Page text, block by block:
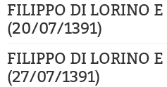
FILIPPO DI LORINO
(20/07/1391)
FILIPPO DI LORINO
(27/07/1391)